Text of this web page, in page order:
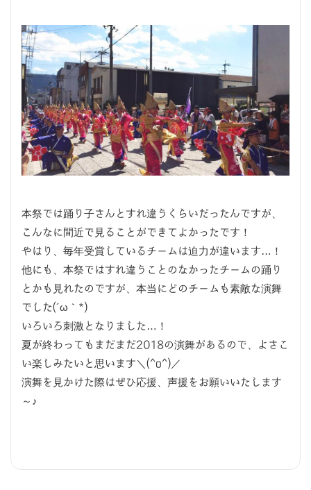
本祭では踊り子さんとすれ違うくらいだったんですが、
こんなに間近で見ることができてよかったです！
やはり、毎年受賞しているチームは迫力が違います…！
他にも、本祭ではすれ違うことのなかったチームの踊り
とかも見れたのですが、本当にどのチームも素敵な演舞
でした(´ω｀*)
いろいろ刺激となりました…！
夏が終わってもまだまだ2018の演舞があるので、よさこ
い楽しみたいと思います＼(^o^)／
演舞を見かけた際はぜひ応援、声援をお願いいたします
～♪